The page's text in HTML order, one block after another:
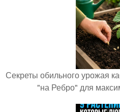
Секреты обильного урожая
"на Ребро" для